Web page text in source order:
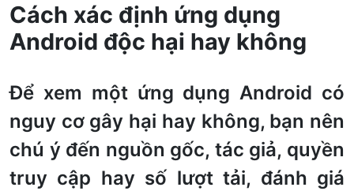
Cách xác định ứng dụng
Android độc hại hay không
Để xem một ứng dụng Android có
nguy cơ gây hại hay không, bạn nên
chú ý đến nguồn gốc, tác giả, quyền
truy cập hay số lượt tải, đánh giá